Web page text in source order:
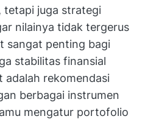
tetapi juga strategi
nilainya tidak tergerus
sangat penting bagi
stabilitas finansial
adalah rekomendasi
berbagai instrumen
mengatur portofolio